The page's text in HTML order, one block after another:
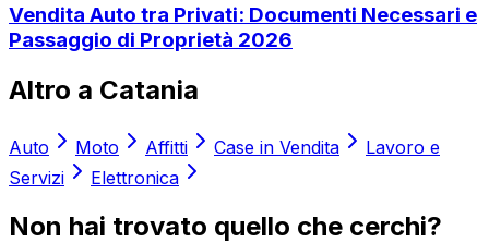
Vendita Auto tra Privati: Documenti Necessari e
Passaggio di Proprietà 2026
Altro a Catania
Auto Moto Affitti Case in Vendita
Lavoro e
Servizi
Elettronica
Non hai trovato quello che cerchi?